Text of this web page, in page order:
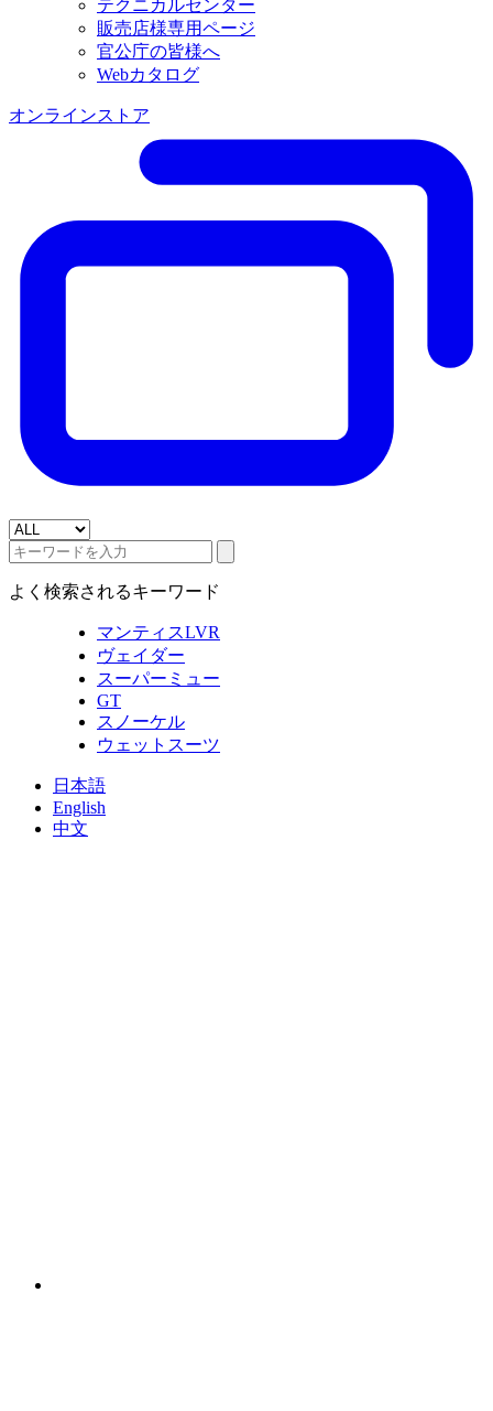
テクニカルセンター
販売店様専用ページ
官公庁の皆様へ
Webカタログ
オンラインストア
よく検索されるキーワード
マンティスLVR
ヴェイダー
スーパーミュー
GT
スノーケル
ウェットスーツ
日本語
English
中文